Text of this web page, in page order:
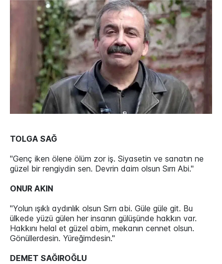
TOLGA SAĞ
"Genç iken ölene ölüm zor iş. Siyasetin ve sanatın ne
güzel bir rengiydin sen. Devrin daim olsun Sırrı Abi."
ONUR AKIN
"Yolun ışıklı aydınlık olsun Sırrı abi. Güle güle git. Bu
ülkede yüzü gülen her insanın gülüşünde hakkın var.
Hakkını helal et güzel abim, mekanın cennet olsun.
Gönüllerdesin. Yüreğimdesin."
DEMET SAĞIROĞLU